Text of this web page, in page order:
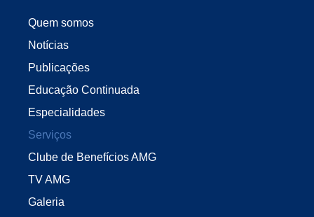
Quem somos
Notícias
Publicações
Educação Continuada
Especialidades
Serviços
Clube de Benefícios AMG
TV AMG
Galeria